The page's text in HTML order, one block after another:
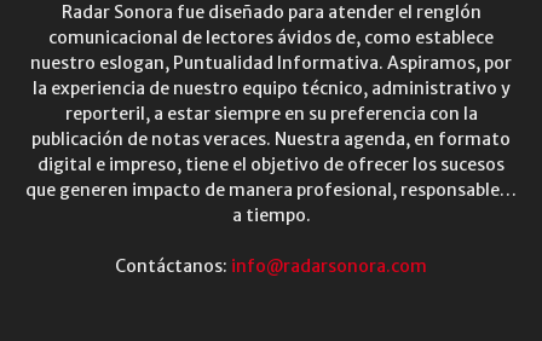
Radar Sonora fue diseñado para atender el renglón
comunicacional de lectores ávidos de, como establece
nuestro eslogan, Puntualidad Informativa. Aspiramos, por
la experiencia de nuestro equipo técnico, administrativo y
reporteril, a estar siempre en su preferencia con la
publicación de notas veraces. Nuestra agenda, en formato
digital e impreso, tiene el objetivo de ofrecer los sucesos
que generen impacto de manera profesional, responsable…
a tiempo.
Contáctanos: info@radarsonora.com